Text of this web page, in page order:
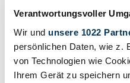
Verantwortungsvoller
Wir und unsere 1022
persönlichen Daten, wie z.
von Technologien wie
Ihrem Gerät zu speichern
Suchergebnisse
Zur Zeit sind keine passenden